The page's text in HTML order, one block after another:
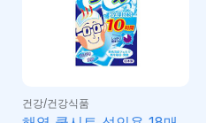
건강/건강식품